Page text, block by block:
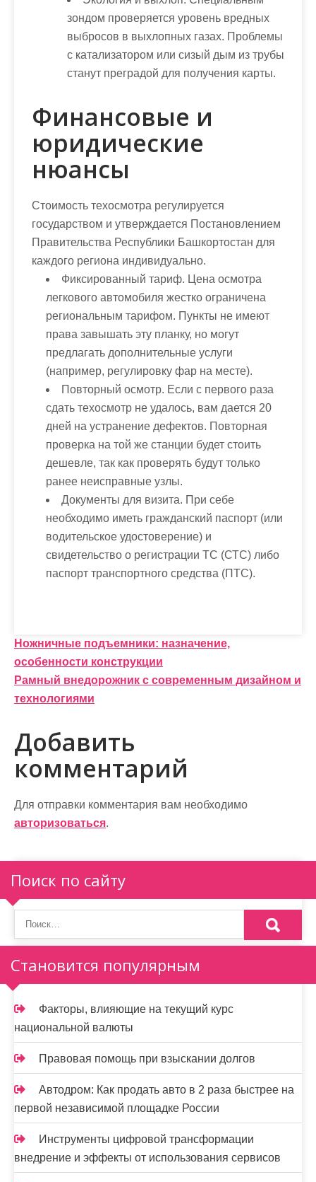
зондом проверяется уровень вредных
выбросов в выхлопных газах. Проблемы
с катализатором или сизый дым из трубы
станут преградой для получения карты.
Финансовые и
юридические
нюансы
Стоимость техосмотра регулируется
государством и утверждается Постановлением
Правительства Республики Башкортостан для
каждого региона индивидуально.
Фиксированный тариф. Цена осмотра
легкового автомобиля жестко ограничена
региональным тарифом. Пункты не имеют
права завышать эту планку, но могут
предлагать дополнительные услуги
(например, регулировку фар на месте).
Повторный осмотр. Если с первого раза
сдать техосмотр не удалось, вам дается 20
дней на устранение дефектов. Повторная
проверка на той же станции будет стоить
дешевле, так как проверять будут только
ранее неисправные узлы.
Документы для визита. При себе
необходимо иметь гражданский паспорт (или
водительское удостоверение) и
свидетельство о регистрации ТС (СТС) либо
паспорт транспортного средства (ПТС).
Н
а
в
и
г
а
ц
и
я
п
о
з
а
п
и
с
я
м
Ножничные подъемники: назначение,
особенности конструкции
Рамный внедорожник с современным дизайном и
технологиями
Добавить
комментарий
Для отправки комментария вам необходимо
авторизоваться.
Поиск по сайту
Становится популярным
Факторы, влияющие на текущий курс
национальной валюты
Правовая помощь при взыскании долгов
Автодром: Как продать авто в 2 раза быстрее на
первой независимой площадке России
Инструменты цифровой трансформации
внедрение и эффекты от использования сервисов